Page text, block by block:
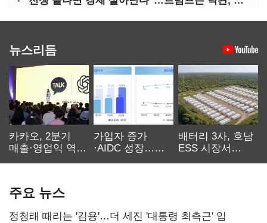
뉴스리듬
카카오, 2분기
매출·영업익 역대
가입자 증가
·AIDC 성장…
배터리 3사, 호남
ESS 시장서
주요 뉴스
정청래 때리는 '김용'…더 세진 '대통령 최측근' 입